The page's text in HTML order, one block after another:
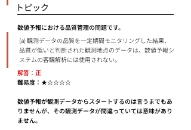
トピック
数値予報における品質管理の問題です。
(a) 観測データの品質を⼀定期間モニタリングした結果、
品質が低いと判断された観測地点のデータは、数値予報シ
ステムの客観解析には使⽤されない。
解答：正
難易度：★☆☆☆☆
数値予報が観測データからスタートするのは言うまでもあ
りませんが、その観測データが間違っていては意味があり
ません。